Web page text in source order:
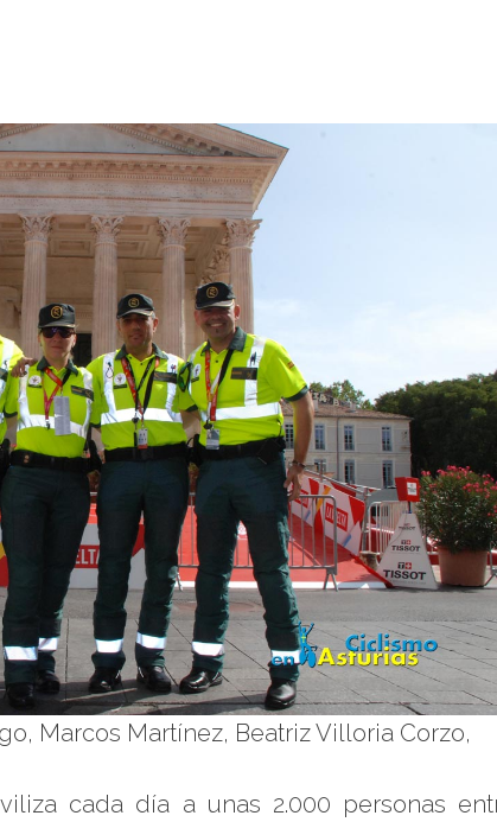
Marcos Martínez, Beatriz Villoria Corzo,
cada día a unas 2.000 personas